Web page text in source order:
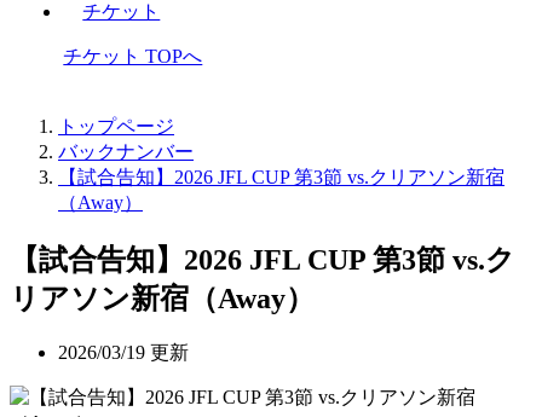
チケット
チケット TOPへ
トップページ
バックナンバー
【試合告知】2026 JFL CUP 第3節 vs.クリアソン新宿
（Away）
【試合告知】2026 JFL CUP 第3節 vs.ク
リアソン新宿（Away）
2026/03/19 更新